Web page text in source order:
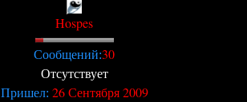
Hospes
Сообщений:30
Отсутствует
Пришел: 26 Сентября 2009